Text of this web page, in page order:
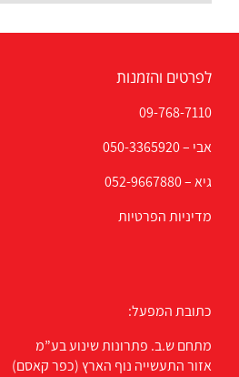
לפרטים והזמנות
09-768-7110
אבי –050-3365920
גיא –052-9667880
מדיניות הפרטיות
כתובת המפעל:
מתחם ש.ב. פתרונות שינוע בע”מ
אזור התעשייה נוף הארץ (כפר קאסם)